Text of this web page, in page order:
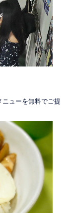
ューを無料でご提